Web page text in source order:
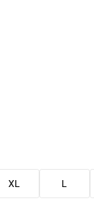
L
XL